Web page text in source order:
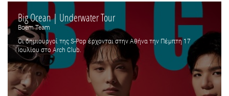
Big Ocean | Underwater Tour
Boem Team
Οι δημιουργοί της S-Pop έρχονται στην Αθήνα την Πέμπτη 17
Ιουλίου στο Arch Club.